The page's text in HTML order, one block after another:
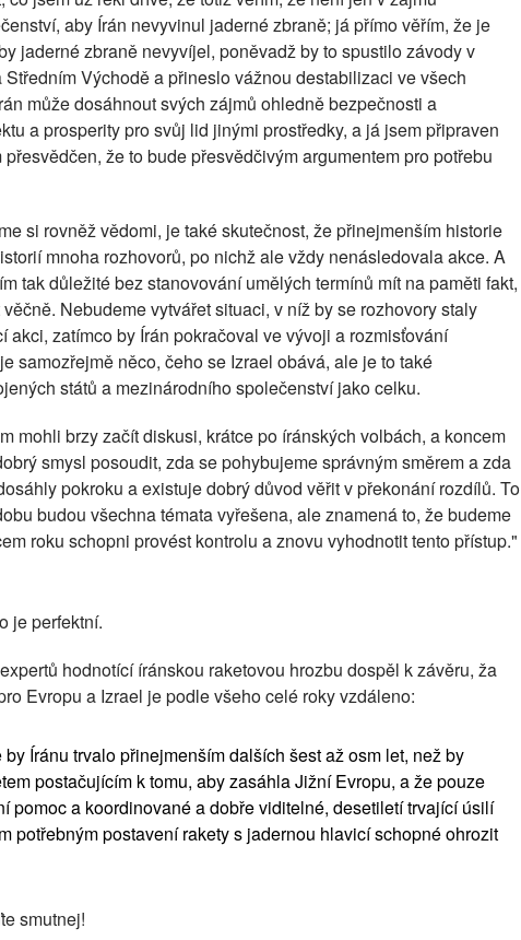
aby Írán nevyvinul jaderné zbraně; já přímo věřím, že je
jaderné zbraně nevyvíjel, poněvadž by to spustilo závody v
Východě a přineslo vážnou destabilizaci ve všech
může dosáhnout svých zájmů ohledně bezpečnosti a
a prosperity pro svůj lid jinými prostředky, a já jsem připraven
že to bude přesvědčivým argumentem pro potřebu
si rovněž vědomi, je také skutečnost, že přinejmenším historie
mnoha rozhovorů, po nichž ale vždy nenásledovala akce. A
tak důležité bez stanovování umělých termínů mít na paměti fakt,
Nebudeme vytvářet situaci, v níž by se rozhovory staly
akci, zatímco by Írán pokračoval ve vývoji a rozmisťování
samozřejmě něco, čeho se Izrael obává, ale je to také
států a mezinárodního společenství jako celku.
mohli brzy začít diskusi, krátce po íránských volbách, a koncem
smysl posoudit, zda se pohybujeme správným směrem a zda
pokroku a existuje dobrý důvod věřit v překonání rozdílů. To
budou všechna témata vyřešena, ale znamená to, že budeme
roku schopni provést kontrolu a znovu vyhodnotit tento přístup."
je perfektní.
hodnotící íránskou raketovou hrozbu dospěl k závěru, ža
Evropu a Izrael je podle všeho celé roky vzdáleno:
Íránu trvalo přinejmenším dalších šest až osm let, než by
postačujícím k tomu, aby zasáhla Jižní Evropu, a že pouze
pomoc a koordinované a dobře viditelné, desetiletí trvající úsilí
potřebným postavení rakety s jadernou hlavicí schopné ohrozit
smutnej!